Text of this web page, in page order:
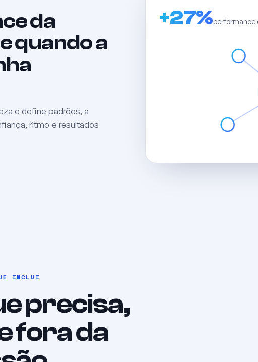
da
quando a
e define padrões, a
ritmo e resultados
+27%performance
INCLUI
precisa,
fora da